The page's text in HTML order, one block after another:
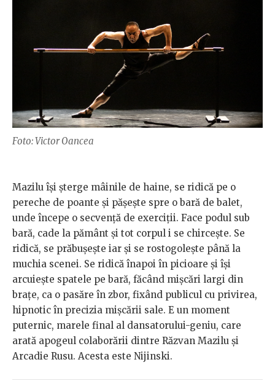
Foto: Victor Oancea
Mazilu își șterge mâinile de haine, se ridică pe o
pereche de poante și pășește spre o bară de balet,
unde începe o secvență de exerciții. Face podul sub
bară, cade la pământ și tot corpul i se chircește. Se
ridică, se prăbușește iar și se rostogolește până la
muchia scenei. Se ridică înapoi în picioare și își
arcuiește spatele pe bară, făcând mișcări largi din
brațe, ca o pasăre în zbor, fixând publicul cu privirea,
hipnotic în precizia mișcării sale. E un moment
puternic, marele final al dansatorului-geniu, care
arată apogeul colaborării dintre Răzvan Mazilu și
Arcadie Rusu. Acesta este Nijinski.